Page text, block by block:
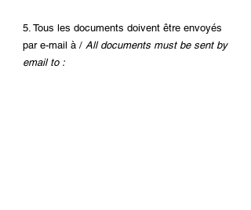
5. Tous les documents doivent être envoyés
par e-mail à / All documents must be sent by
email to :